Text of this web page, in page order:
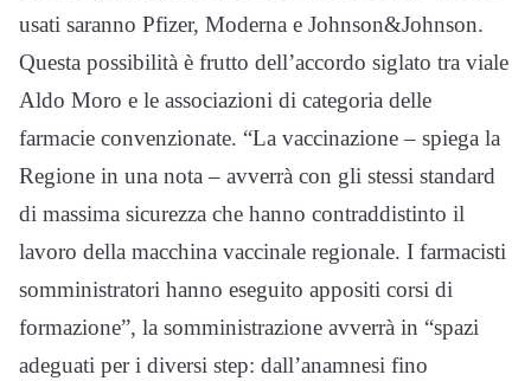
usati saranno Pfizer, Moderna e Johnson&Johnson.
Questa possibilità è frutto dell’accordo siglato tra viale
Aldo Moro e le associazioni di categoria delle
farmacie convenzionate. “La vaccinazione – spiega la
Regione in una nota – avverrà con gli stessi standard
di massima sicurezza che hanno contraddistinto il
lavoro della macchina vaccinale regionale. I farmacisti
somministratori hanno eseguito appositi corsi di
formazione”, la somministrazione avverrà in “spazi
adeguati per i diversi step: dall’anamnesi fino